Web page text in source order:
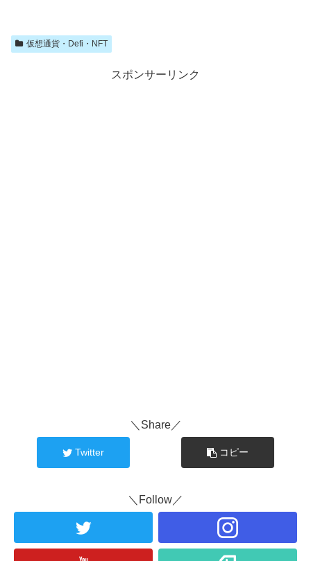
仮想通貨・Defi・NFT
スポンサーリンク
＼Share／
Twitter コピー
＼Follow／